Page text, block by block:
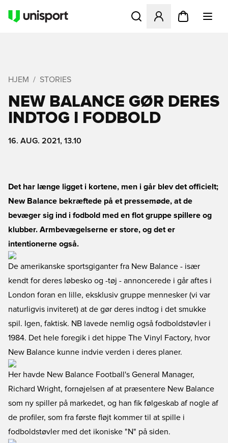
Åbner en Modal til at
HJEM STORIES
NEW BALANCE GØR DERES
INDTOG I FODBOLD
16. AUG. 2021, 13.10
Det har længe ligget i kortene, men i går blev det officielt;
New Balance bekræftede på et pressemøde, at de
bevæger sig ind i fodbold med en flot gruppe spillere og
klubber. Armbevægelserne er store, og det er
intentionerne også.
De amerikanske sportsgiganter fra New Balance - især
kendt for deres løbesko og -tøj - annoncerede i går aftes i
London foran en lille, eksklusiv gruppe mennesker (vi var
naturligvis inviteret) at de gør deres indtog i det smukke
spil. Igen, faktisk. NB lavede nemlig også fodboldstøvler i
1984. Det hele foregik i det hippe The Vinyl Factory, hvor
New Balance kunne indvie verden i deres planer.
Her havde New Balance Football's General Manager,
Richard Wright, fornøjelsen af at præsentere New Balance
som ny spiller på markedet, og han fik følgeskab af nogle af
de profiler, som fra første fløjt kommer til at spille i
fodboldstøvler med det ikoniske "N" på siden.